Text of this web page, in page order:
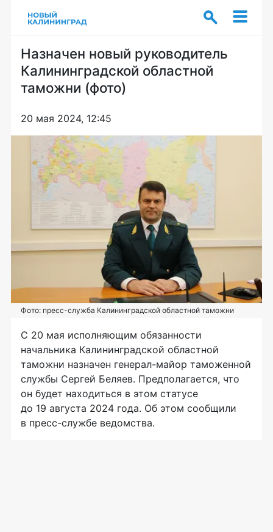
Назначен новый руководитель
Калининградской областной
таможни (фото)
20 мая 2024, 12:45
Фото: пресс-служба Калининградской областной таможни
С 20 мая исполняющим обязанности
начальника Калининградской областной
таможни назначен генерал-майор таможенной
службы Сергей Беляев. Предполагается, что
он будет находиться в этом статусе
до 19 августа 2024 года. Об этом сообщили
в пресс-службе ведомства.